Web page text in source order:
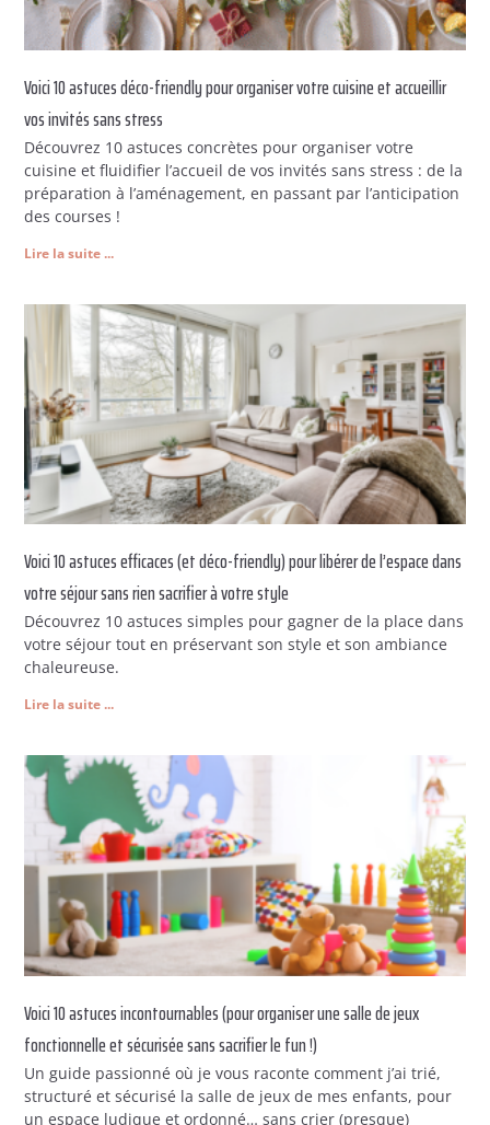
Voici 10 astuces déco-friendly pour organiser votre cuisine et accueillir
vos invités sans stress
Découvrez 10 astuces concrètes pour organiser votre
cuisine et fluidifier l’accueil de vos invités sans stress : de la
préparation à l’aménagement, en passant par l’anticipation
des courses !
Lire la suite ...
Voici 10 astuces efficaces (et déco-friendly) pour libérer de l’espace dans
votre séjour sans rien sacrifier à votre style
Découvrez 10 astuces simples pour gagner de la place dans
votre séjour tout en préservant son style et son ambiance
chaleureuse.
Lire la suite ...
Voici 10 astuces incontournables (pour organiser une salle de jeux
fonctionnelle et sécurisée sans sacrifier le fun !)
Un guide passionné où je vous raconte comment j’ai trié,
structuré et sécurisé la salle de jeux de mes enfants, pour
un espace ludique et ordonné… sans crier (presque)